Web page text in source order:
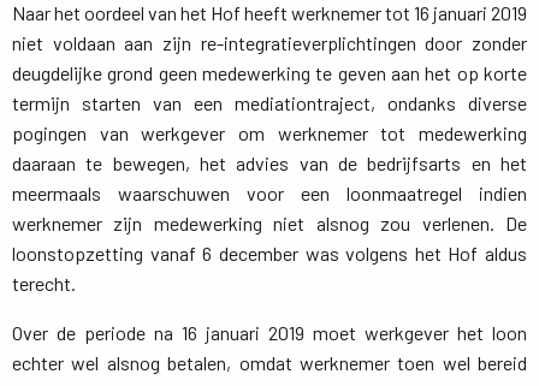
Naar het oordeel van het Hof heeft werknemer tot 16 januari 2019
niet voldaan aan zijn re-integratieverplichtingen door zonder
deugdelijke grond geen medewerking te geven aan het op korte
termijn starten van een mediationtraject, ondanks diverse
pogingen van werkgever om werknemer tot medewerking
daaraan te bewegen, het advies van de bedrijfsarts en het
meermaals waarschuwen voor een loonmaatregel indien
werknemer zijn medewerking niet alsnog zou verlenen. De
loonstopzetting vanaf 6 december was volgens het Hof aldus
terecht.
Over de periode na 16 januari 2019 moet werkgever het loon
echter wel alsnog betalen, omdat werknemer toen wel bereid